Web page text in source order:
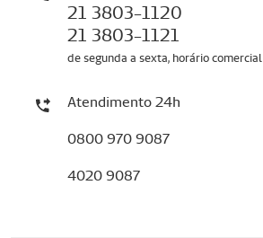
21 3803-1120
21 3803-1121
de segunda a sexta, horário comercial
Atendimento 24h
0800 970 9087
4020 9087